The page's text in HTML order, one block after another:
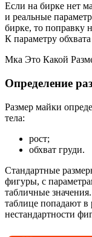
Если на бирке нет
и реальные
бирке, то поправку
К параметру
Мка Это Какой
Определение
Размер майки
тела:
рост;
обхват груди.
Стандартные
фигуры, с
табличные
таблице попадают в
нестандартности